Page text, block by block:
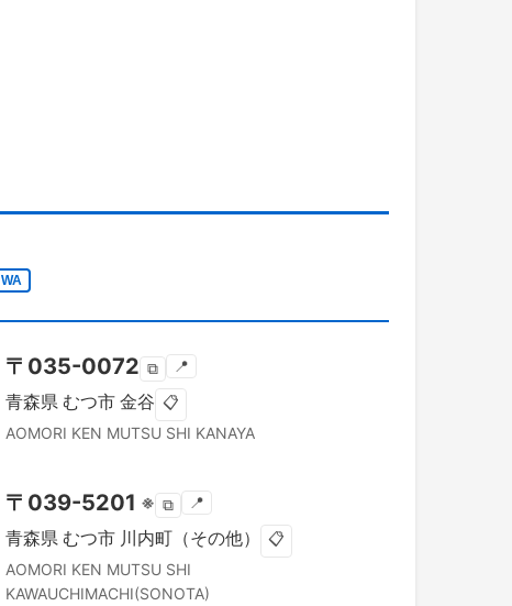
WA
〒 035-0072 ⧉ 📍
青森県 むつ市 金谷 📋
AOMORI KEN MUTSU SHI KANAYA
〒 039-5201 ※ ⧉ 📍
青森県 むつ市 川内町（その他） 📋
AOMORI KEN MUTSU SHI
KAWAUCHIMACHI(SONOTA)